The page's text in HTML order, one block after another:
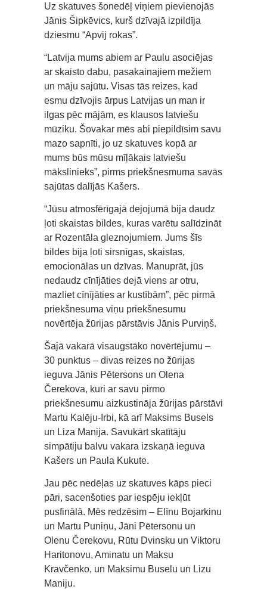
Uz skatuves šonedēļ viņiem pievienojās
Jānis Šipkēvics, kurš dzīvajā izpildīja
dziesmu “Apvij rokas”.
“Latvija mums abiem ar Paulu asociējas
ar skaisto dabu, pasakainajiem mežiem
un māju sajūtu. Visas tās reizes, kad
esmu dzīvojis ārpus Latvijas un man ir
ilgas pēc mājām, es klausos latviešu
mūziku. Šovakar mēs abi piepildīsim savu
mazo sapnīti, jo uz skatuves kopā ar
mums būs mūsu mīļākais latviešu
mākslinieks”, pirms priekšnesmuma savās
sajūtas dalījās Kašers.
“Jūsu atmosfērīgajā dejojumā bija daudz
ļoti skaistas bildes, kuras varētu salīdzināt
ar Rozentāla gleznojumiem. Jums šīs
bildes bija ļoti sirsnīgas, skaistas,
emocionālas un dzīvas. Manuprāt, jūs
nedaudz cīnījāties dejā viens ar otru,
mazliet cīnījāties ar kustībām”, pēc pirmā
priekšnesuma viņu priekšnesumu
novērtēja žūrijas pārstāvis Jānis Purviņš.
Šajā vakarā visaugstāko novērtējumu –
30 punktus – divas reizes no žūrijas
ieguva Jānis Pētersons un Olena
Čerekova, kuri ar savu pirmo
priekšnesumu aizkustināja žūrijas pārstāvi
Martu Kalēju-Irbi, kā arī Maksims Busels
un Liza Manija. Savukārt skatītāju
simpātiju balvu vakara izskaņā ieguva
Kašers un Paula Kukute.
Jau pēc nedēļas uz skatuves kāps pieci
pāri, sacenšoties par iespēju iekļūt
pusfinālā. Mēs redzēsim – Elīnu Bojarkinu
un Martu Puniņu, Jāni Pētersonu un
Olenu Čerekovu, Rūtu Dvinsku un Viktoru
Haritonovu, Aminatu un Maksu
Kravčenko, un Maksimu Buselu un Lizu
Maniju.